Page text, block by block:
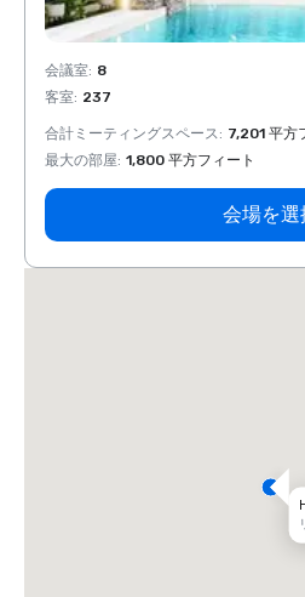
会議室: 8
客室: 237
合計ミーティングスペース: 7,201 平方
最大の部屋: 1,800 平方フィート
会場を選